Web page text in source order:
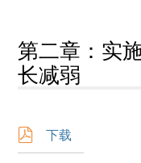
第二章：实
长减弱
下载